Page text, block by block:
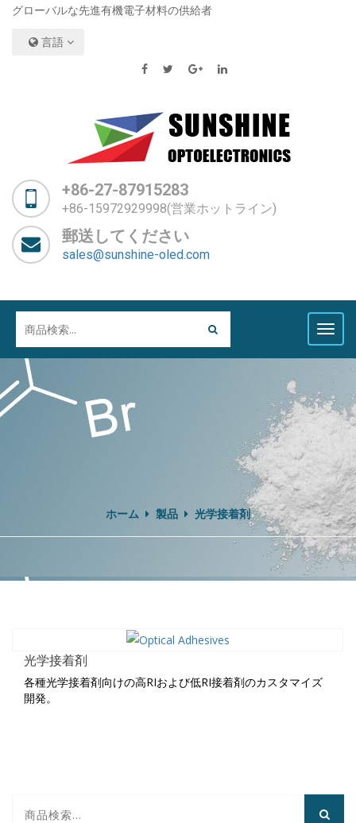
グローバルな先進有機電子材料の供給者
言語
+86-27-87915283
+86-15972929998(営業ホットライン)
郵送してください
sales@sunshine-oled.com
ホーム 製品 光学接着剤
光学接着剤
各種光学接着剤向けの高RIおよび低RI接着剤のカスタマイズ
開発。